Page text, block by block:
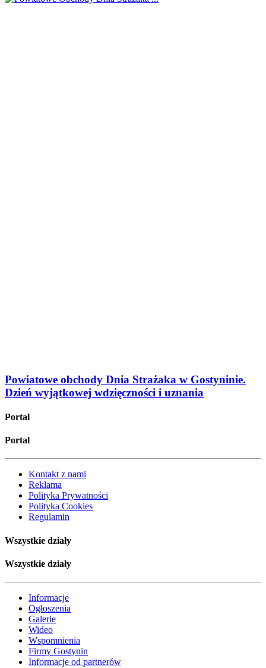
Powiatowe obchody Dnia Strażaka w Gostyninie.
Dzień wyjątkowej wdzięczności i uznania
Portal
Portal
Kontakt z nami
Reklama
Polityka Prywatności
Polityka Cookies
Regulamin
Wszystkie działy
Wszystkie działy
Informacje
Ogłoszenia
Galerie
Wideo
Wspomnienia
Firmy Gostynin
Informacje od partnerów